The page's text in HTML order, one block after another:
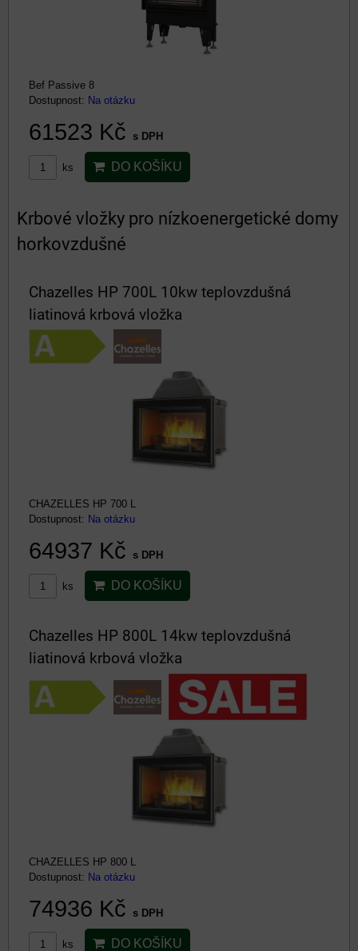
Bef Passive 8
Dostupnost: Na otázku
61523 Kč s DPH
ks DO KOŠÍKU
Krbové vložky pro nízkoenergetické domy
horkovzdušné
Chazelles HP 700L 10kw teplovzdušná
liatinová krbová vložka
CHAZELLES HP 700 L
Dostupnost: Na otázku
64937 Kč s DPH
ks DO KOŠÍKU
Chazelles HP 800L 14kw teplovzdušná
liatinová krbová vložka
CHAZELLES HP 800 L
Dostupnost: Na otázku
74936 Kč s DPH
ks DO KOŠÍKU